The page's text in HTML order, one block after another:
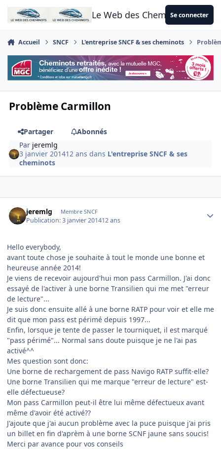
Aller au contenu
Le Web des CheminotsSe connecter
Accueil SNCF L'entreprise SNCF & ses cheminots
Problème Carmillon
Partager
Abonnés
Par jeremlg
3 janvier 201412 ans dans L'entreprise SNCF & ses
cheminots
jeremlg Membre SNCF
Publication:3 janvier 201412 ans
Hello everybody,
avant toute chose je souhaite à tout le monde une bonne et
heureuse année 2014!
Je viens de recevoir aujourd'hui mon pass Carmillon. J'ai donc
essayé de l'activer à une borne Transilien qui me met "erreur
de lecture"...
Je suis donc ensuite allé à une borne RATP pour voir et elle me
dit que mon pass est périmé depuis 1997...
Enfin, lorsque je tente de passer le tourniquet, il est marqué
"pass périmé"... Normal sans doute puisque je ne l'ai pas
activé^^
Mes question sont donc:
Une borne de rechargement de pass Navigo RATP suffit-elle?
Une borne Transilien qui me marque "erreur de lecture" est-
elle défectueuse?
Mon pass Carmillon peut-il être lui même défectueux avant
même d'avoir été activé??
J'ajoute que j'ai aucun problème avec la puce puisque j'ai pris
un billet en fin d'aprèm à une borne SCNF jaune sans soucis!
Merci par avance pour vos conseils